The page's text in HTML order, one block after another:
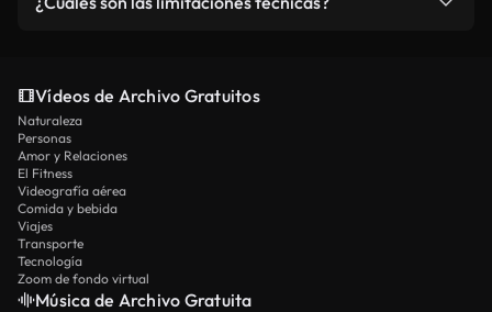
individuales, los miembros de Pro reciben créditos
procesamiento prioritario y de la capacidad
máxima.
requiere experiencia técnica o edición de video.
precisa de los labios para el diálogo complejo está
más allá de las capacidades actuales.
Vídeos de Archivo Gratuitos
Naturaleza
Personas
Amor y Relaciones
El Fitness
Videografía aérea
Comida y bebida
Viajes
Transporte
Tecnología
Zoom de fondo virtual
Música de Archivo Gratuita